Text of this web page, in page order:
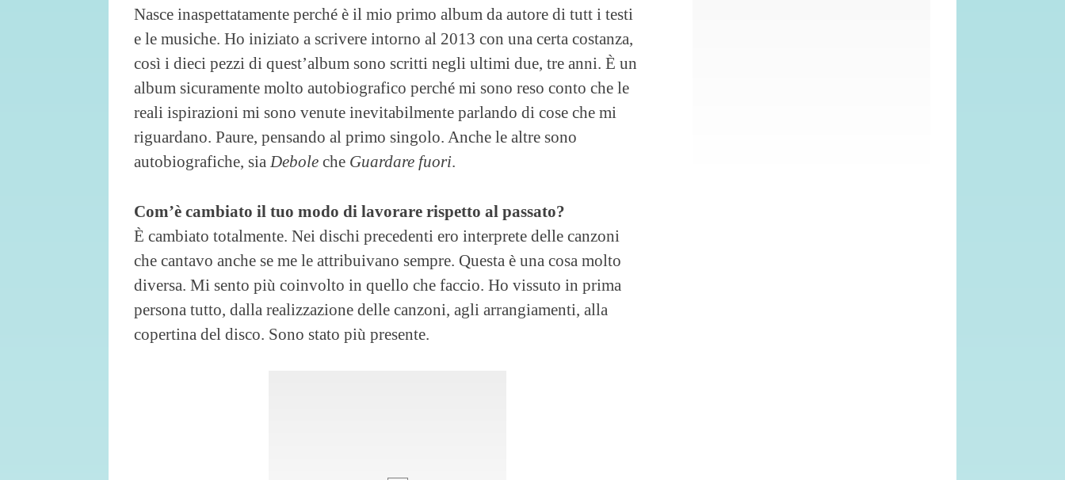
Nasce inaspettatamente perché è il mio primo album da autore di tutt i testi
e le musiche. Ho iniziato a scrivere intorno al 2013 con una certa costanza,
così i dieci pezzi di quest’album sono scritti negli ultimi due, tre anni. È un
album sicuramente molto autobiografico perché mi sono reso conto che le
reali ispirazioni mi sono venute inevitabilmente parlando di cose che mi
riguardano. Paure, pensando al primo singolo. Anche le altre sono
autobiografiche, sia Debole che Guardare fuori.
Com’è cambiato il tuo modo di lavorare rispetto al passato?
È cambiato totalmente. Nei dischi precedenti ero interprete delle canzoni
che cantavo anche se me le attribuivano sempre. Questa è una cosa molto
diversa. Mi sento più coinvolto in quello che faccio. Ho vissuto in prima
persona tutto, dalla realizzazione delle canzoni, agli arrangiamenti, alla
copertina del disco. Sono stato più presente.